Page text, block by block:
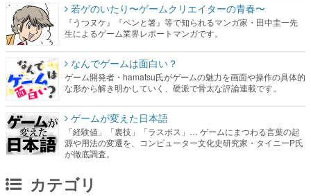
若ゲのいたり〜ゲームクリエイターの青春〜
『うつヌケ』『ペンと箸』等で知られるマンガ家・田中圭一先
生によるゲーム業界レポートマンガです。
なんでゲームは面白い？
ゲーム開発者・hamatsu氏がゲームの魅力を画面や操作の具体的
な形から解き明かしていく、硬派で骨太な評論連載です。
ゲームが変えた日本語
「経験値」「裏技」「ラスボス」… ゲームにまつわる言葉の起
源や用法の変遷を、コンピューター文化史研究家・タイニーP氏
が徹底調査。
カテゴリ